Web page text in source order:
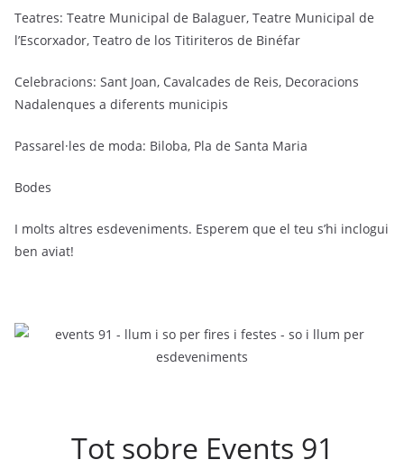
Teatres: Teatre Municipal de Balaguer, Teatre Municipal de
l’Escorxador, Teatro de los Titiriteros de Binéfar
Celebracions: Sant Joan, Cavalcades de Reis, Decoracions
Nadalenques a diferents municipis
Passarel·les de moda: Biloba, Pla de Santa Maria
Bodes
I molts altres esdeveniments. Esperem que el teu s’hi inclogui
ben aviat!
Tot sobre Events 91